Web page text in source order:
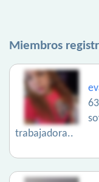
Miembros
trabajadora..